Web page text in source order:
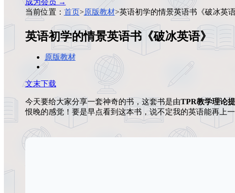
成为会员 →
当前位置： 首页>原版教材>英语初学的情景英语书《破冰英
英语初学的情景英语书《破冰英语》
原版教材
文末下载
今天要给大家分享一套神奇的书，这套书是由TPR教学理论
恨晚的感觉！要是早点看到这本书，说不定我的英语能再上一